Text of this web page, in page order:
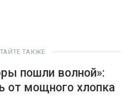
ТАКЖЕ
пошли волной»:
от мощного хлопка